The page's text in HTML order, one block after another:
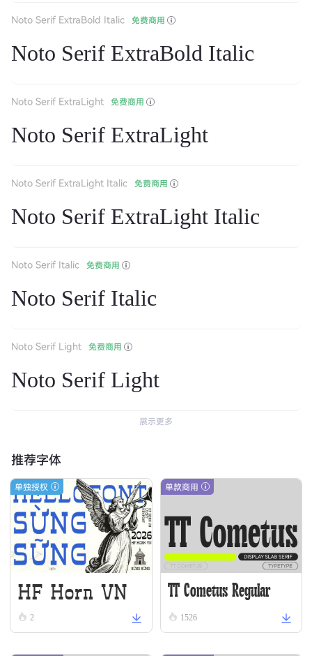
Noto Serif ExtraBold Italic 免费商用
Noto Serif ExtraBold Italic
Noto Serif ExtraLight 免费商用
Noto Serif ExtraLight
Noto Serif ExtraLight Italic 免费商用
Noto Serif ExtraLight Italic
Noto Serif Italic 免费商用
Noto Serif Italic
Noto Serif Light 免费商用
Noto Serif Light
展示更多
推荐字体
单独授权
HF Horn VN
2
单款商用
TT Cometus Regular
1526